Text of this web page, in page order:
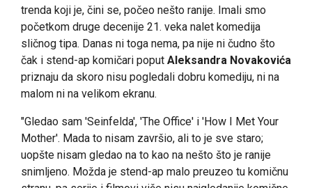
trenda koji je, čini se, počeo nešto ranije. Imali smo
početkom druge decenije 21. veka nalet komedija
sličnog tipa. Danas ni toga nema, pa nije ni čudno što
čak i stend-ap komičari poput Aleksandra Novakovića
priznaju da skoro nisu pogledali dobru komediju, ni na
malom ni na velikom ekranu.
"Gledao sam 'Seinfelda', 'The Office' i 'How I Met Your
Mother'. Mada to nisam završio, ali to je sve staro;
uopšte nisam gledao na to kao na nešto što je ranije
snimljeno. Možda je stend-ap malo preuzeo tu komičnu